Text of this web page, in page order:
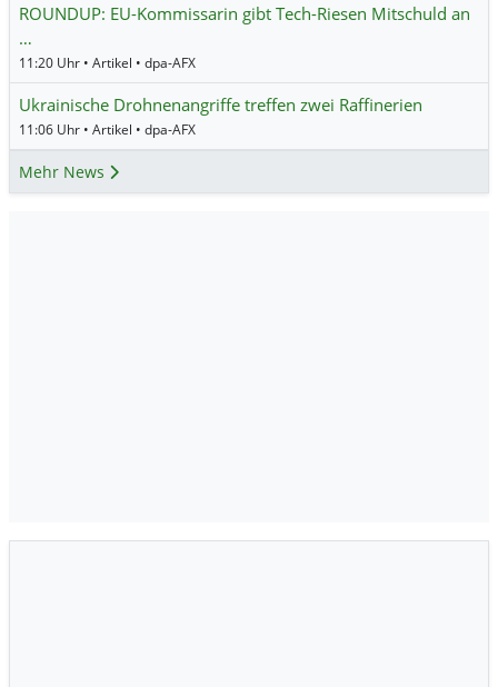
ROUNDUP: EU-Kommissarin gibt Tech-Riesen Mitschuld an
…
11:20 Uhr • Artikel • dpa-AFX
Ukrainische Drohnenangriffe treffen zwei Raffinerien
11:06 Uhr • Artikel • dpa-AFX
Mehr News